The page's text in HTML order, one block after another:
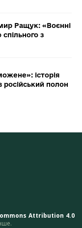
Ращук: «Воєнні
з
історія
полон
Attribution 4.0